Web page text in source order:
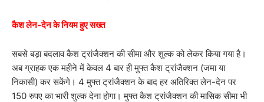
कैश लेन-देन के नियम हुए सख्त
सबसे बड़ा बदलाव कैश ट्रांजैक्शन की सीमा और शुल्क को लेकर किया गया है।
अब ग्राहक एक महीने में केवल 4 बार ही मुफ्त कैश ट्रांजैक्शन (जमा या
निकासी) कर सकेंगे। 4 मुफ्त ट्रांजैक्शन के बाद हर अतिरिक्त लेन-देन पर
150 रुपए का भारी शुल्क देना होगा। मुफ्त कैश ट्रांजैक्शन की मासिक सीमा भी